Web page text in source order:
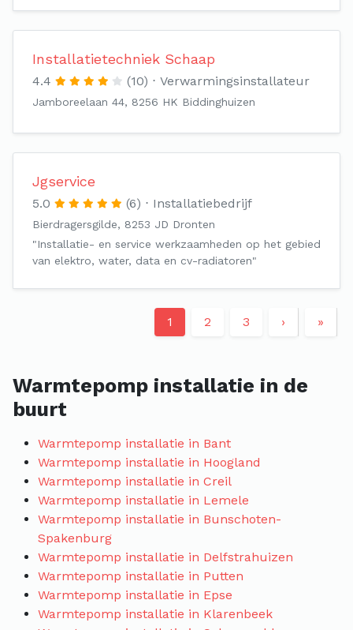
Installatietechniek Schaap
4.4 (10) Verwarmingsinstallateur
Jamboreelaan 44, 8256 HK Biddinghuizen
Jgservice
5.0 (6) Installatiebedrijf
Bierdragersgilde, 8253 JD Dronten
"Installatie- en service werkzaamheden op het gebied
van elektro, water, data en cv-radiatoren"
1 2 3 › »
Warmtepomp installatie in de
buurt
Warmtepomp installatie in Bant
Warmtepomp installatie in Hoogland
Warmtepomp installatie in Creil
Warmtepomp installatie in Lemele
Warmtepomp installatie in Bunschoten-
Spakenburg
Warmtepomp installatie in Delfstrahuizen
Warmtepomp installatie in Putten
Warmtepomp installatie in Epse
Warmtepomp installatie in Klarenbeek